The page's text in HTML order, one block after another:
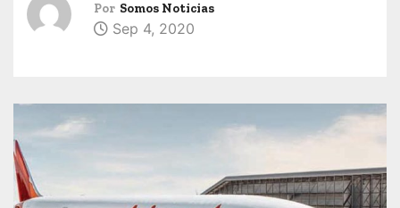
Por Somos Noticias
Sep 4, 2020